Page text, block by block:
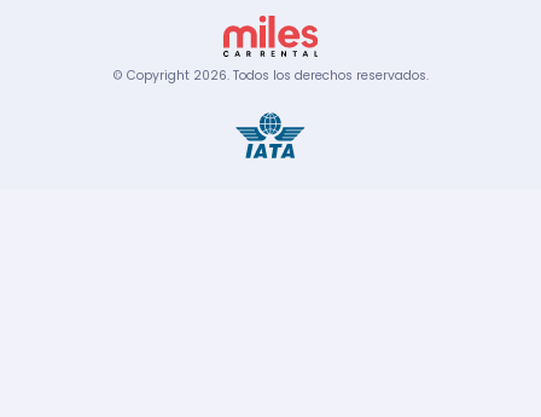
© Copyright 2026. Todos los derechos reservados.